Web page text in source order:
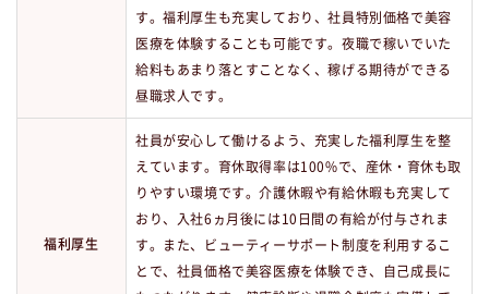
す。福利厚生も充実しており、社員特別価格で美容
医療を体験することも可能です。夜職で稼いでいた
給料もあまり落とすことなく、稼げる期待ができる
昼職求人です。
福利厚生
社員が安心して働けるよう、充実した福利厚生を整
えています。育休取得率は100%で、産休・育休も取
りやすい環境です。介護休暇や有給休暇も充実して
おり、入社6ヵ月後には10日間の有給が付与されま
す。また、ビューティーサポート制度を利用するこ
とで、社員価格で美容医療を体験でき、自己成長に